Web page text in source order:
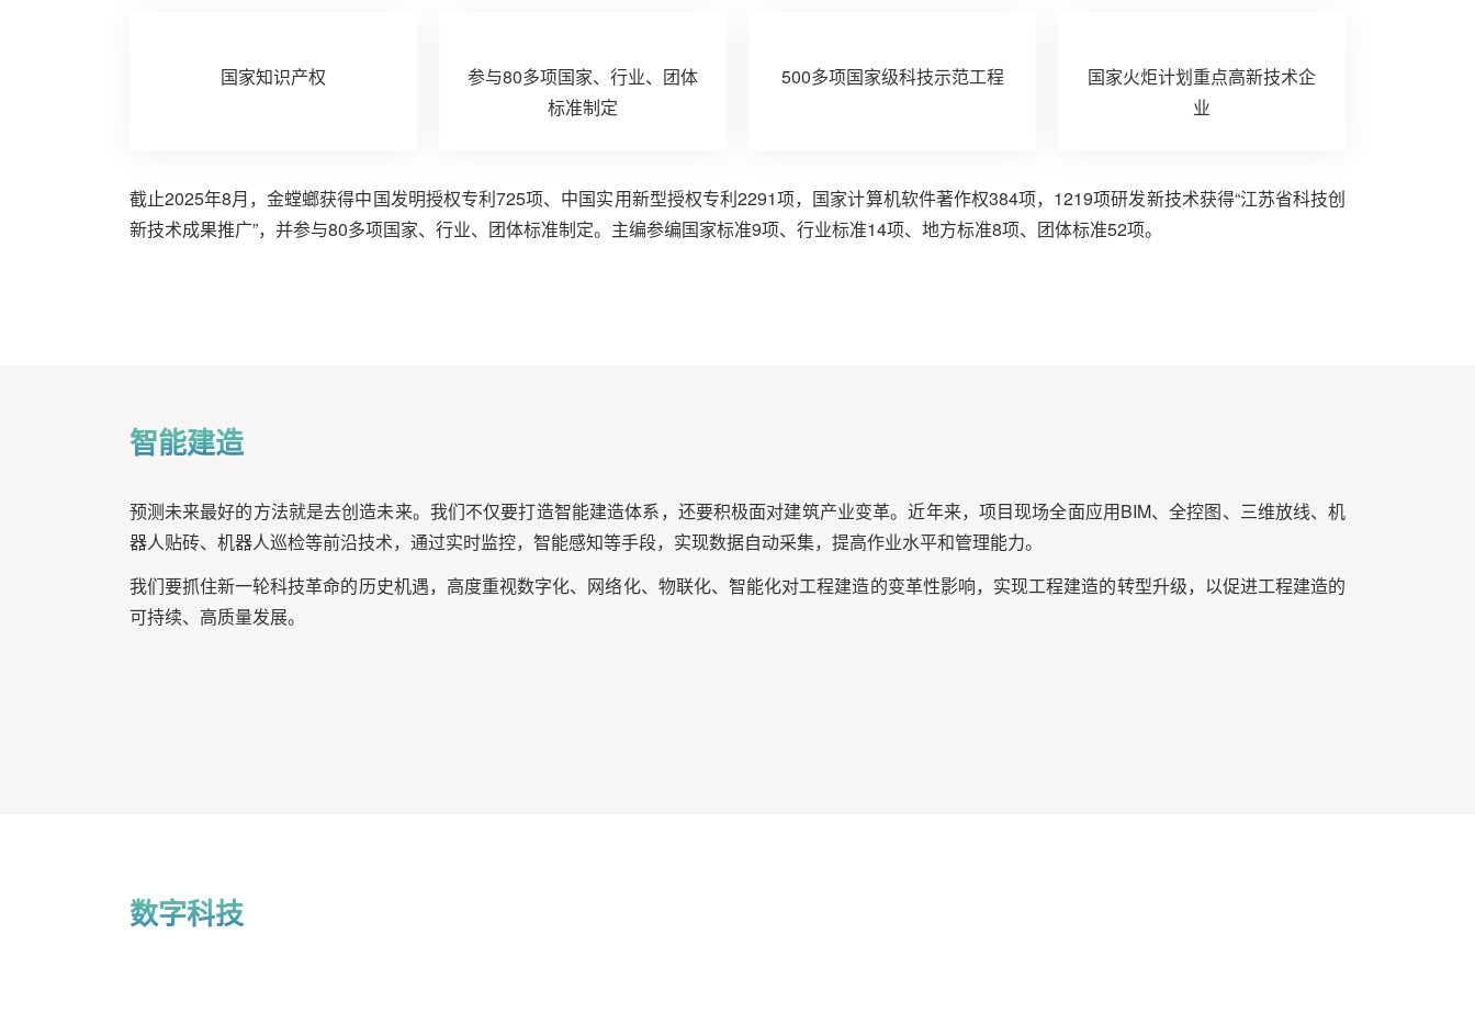
国家知识产权
参与80多项国家、行业、团体
标准制定
500多项国家级科技示范工程
国家火炬计划重点高新技术企
业
截止2025年8月，金螳螂获得中国发明授权专利725项、中国实用新型授权专利2291项，国家计算机软件著作权384项，1219项研发新技术获得“江苏省科技创
新技术成果推广”，并参与80多项国家、行业、团体标准制定。主编参编国家标准9项、行业标准14项、地方标准8项、团体标准52项。
智能建造
预测未来最好的方法就是去创造未来。我们不仅要打造智能建造体系，还要积极面对建筑产业变革。近年来，项目现场全面应用BIM、全控图、三维放线、机
器人贴砖、机器人巡检等前沿技术，通过实时监控，智能感知等手段，实现数据自动采集，提高作业水平和管理能力。
我们要抓住新一轮科技革命的历史机遇，高度重视数字化、网络化、物联化、智能化对工程建造的变革性影响，实现工程建造的转型升级，以促进工程建造的
可持续、高质量发展。
数字科技